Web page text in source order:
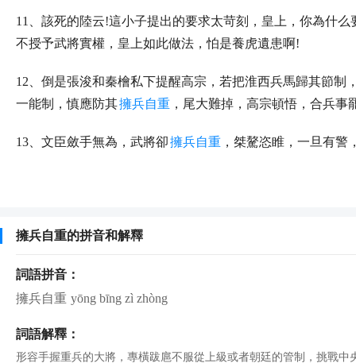
11、該死的陸云!這小子提出的要求太苛刻，皇上，你為什
不授予武將實權，皇上如此做法，怕是養虎遺患啊!
12、倒是張浚和秦檜私下提醒高宗，若把淮西兵馬歸其節
一能制，慎應防其擁兵自重 ，尾大難掉，高宗頓悟，合兵事
13、文臣斂手無為，武將卻擁兵自重 ，桀驁恣睢，一旦有
擁兵自重的拼音和解釋
詞語拼音：
擁兵自重 yōng bīng zì zhòng
詞語解釋：
形容手握重兵的大將，專橫跋扈不服從上級或者朝廷的管制，挑戰中